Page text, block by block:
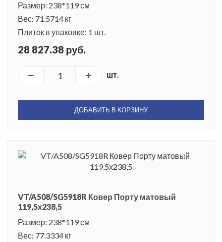
Размер: 238*119 см
Вес: 71.5714 кг
Плиток в упаковке: 1 шт.
28 827.38 руб.
шт.
ДОБАВИТЬ В КОРЗИНУ
VT/A508/SG5918R Ковер Порту матовый
119,5х238,5
Размер: 238*119 см
Вес: 77.3334 кг